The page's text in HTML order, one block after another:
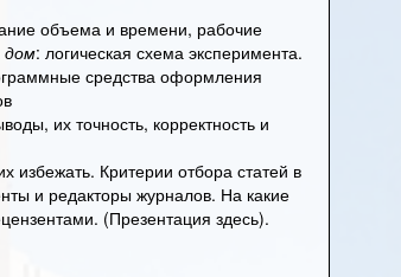
объема и времени, рабочие
дом: логическая схема эксперимента.
средства оформления
их точность, корректность и
избежать. Критерии отбора статей в
и редакторы журналов. На какие
(Презентация здесь).